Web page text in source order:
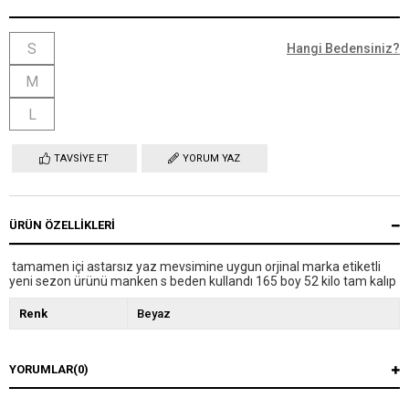
S
M
L
Hangi Bedensiniz?
TAVSIYE ET YORUM YAZ
ÜRÜN ÖZELLIKLERI
tamamen içi astarsız yaz mevsimine uygun orjinal marka etiketli
yeni sezon ürünü manken s beden kullandı 165 boy 52 kilo tam kalıp
Renk Beyaz
YORUMLAR(0)